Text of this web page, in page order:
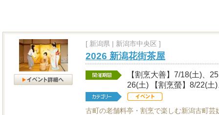
[ 新潟県 | 新潟市中央区 ]
2026 新潟花街茶屋
【割烹大善】7/18(土)、
26(土) 【割烹螢】8/22(土
古町の老舗料亭・割烹で楽しむ新潟古町芸